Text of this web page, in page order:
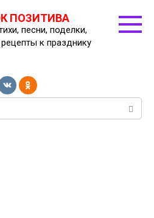
ПОЗИТИВА
песни, поделки,
к празднику